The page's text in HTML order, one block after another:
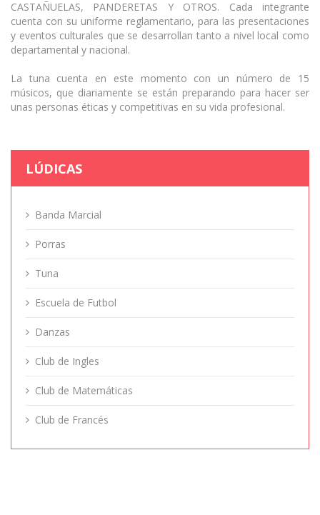
CASTAÑUELAS, PANDERETAS Y OTROS. Cada integrante
cuenta con su uniforme reglamentario, para las presentaciones
y eventos culturales que se desarrollan tanto a nivel local como
departamental y nacional.
La tuna cuenta en este momento con un número de 15
músicos, que diariamente se están preparando para hacer ser
unas personas éticas y competitivas en su vida profesional.
LÚDICAS
Banda Marcial
Porras
Tuna
Escuela de Futbol
Danzas
Club de Ingles
Club de Matemáticas
Club de Francés